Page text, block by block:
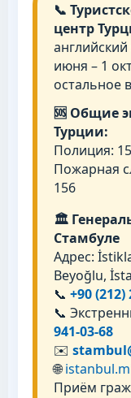
📞
центр
июня – 1
остальное
🆘 Общие
Турции:
Полиция:
Пожарная
156
🏛
Стамбуле
Адрес:
Beyoğlu,
📞 +90 (212)
📞
941-03-68
✉️
🌐
Приём